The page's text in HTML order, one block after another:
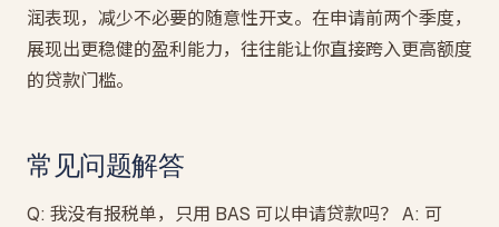
润表现，减少不必要的随意性开支。在申请前两个季度，
展现出更稳健的盈利能力，往往能让你直接跨入更高额度
的贷款门槛。
常见问题解答
Q: 我没有报税单，只用 BAS 可以申请贷款吗？ A: 可